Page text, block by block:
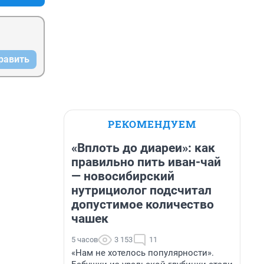
РЕКОМЕНДУЕМ
«Вплоть до диареи»: как
правильно пить иван-чай
— новосибирский
нутрициолог подсчитал
допустимое количество
чашек
5 часов 3 153 11
«Нам не хотелось популярности».